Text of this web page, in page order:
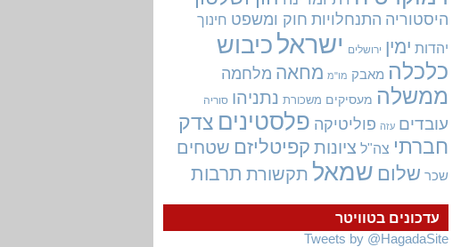
עדכונים בטוויטר
Tweets by @HagadaSite
היסטוריה התנחלויות חוק ומשפט חינוך
יהדות ימין ירושלים ישראל כיבוש
כלכלה מאבק מו"מ מחאה מלחמה
ממשלה מעסיקים משכורת נתניהו סוריה
עובדים עזה פוליטיקה פלסטינים צדק
חברתי צה"ל ציונות קפיטליזם שטחים
שכר שלום שמאל תקשורת תרבות